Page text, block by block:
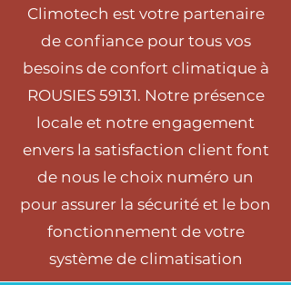
Climotech est votre partenaire
de confiance pour tous vos
besoins de confort climatique à
ROUSIES 59131. Notre présence
locale et notre engagement
envers la satisfaction client font
de nous le choix numéro un
pour assurer la sécurité et le bon
fonctionnement de votre
système de climatisation